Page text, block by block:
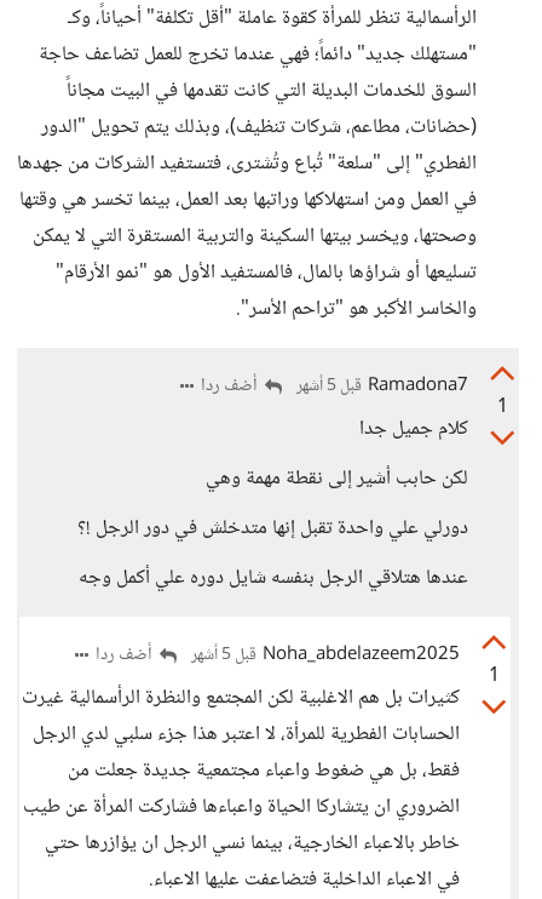
الرأسمالية تنظر للمرأة كقوة عاملة "أقل تكلفة" أحياناً، وكـ
"مستهلك جديد" دائماً؛ فهي عندما تخرج للعمل تضاعف حاجة
السوق للخدمات البديلة التي كانت تقدمها في البيت مجاناً
(حضانات، مطاعم، شركات تنظيف)، وبذلك يتم تحويل "الدور
الفطري" إلى "سلعة" تُباع وتُشترى، فتستفيد الشركات من جهدها
في العمل ومن استهلاكها وراتبها بعد العمل، بينما تخسر هي وقتها
وصحتها، ويخسر بيتها السكينة والتربية المستقرة التي لا يمكن
تسليعها أو شراؤها بالمال، فالمستفيد الأول هو "نمو الأرقام"
والخاسر الأكبر هو "تراحم الأسر".
1
Ramadona7 قبل 5 أشهر أضف ردا
كلام جميل جدا
لكن حابب أشير إلى نقطة مهمة وهي
دورلي علي واحدة تقبل إنها متدخلش في دور الرجل !؟
عندها هتلاقي الرجل بنفسه شايل دوره علي أكمل وجه
1
Noha_abdelazeem2025 قبل 5 أشهر أضف ردا
كثيرات بل هم الاغلبية لكن المجتمع والنظرة الرأسمالية غيرت
الحسابات الفطرية للمرأة، لا اعتبر هذا جزء سلبي لدي الرجل
فقط، بل هي ضغوط واعباء مجتمعية جديدة جعلت من
الضروري ان يتشاركا الحياة واعباءها فشاركت المرأة عن طيب
خاطر بالاعباء الخارجية، بينما نسي الرجل ان يؤازرها حتي
في الاعباء الداخلية فتضاعفت عليها الاعباء.